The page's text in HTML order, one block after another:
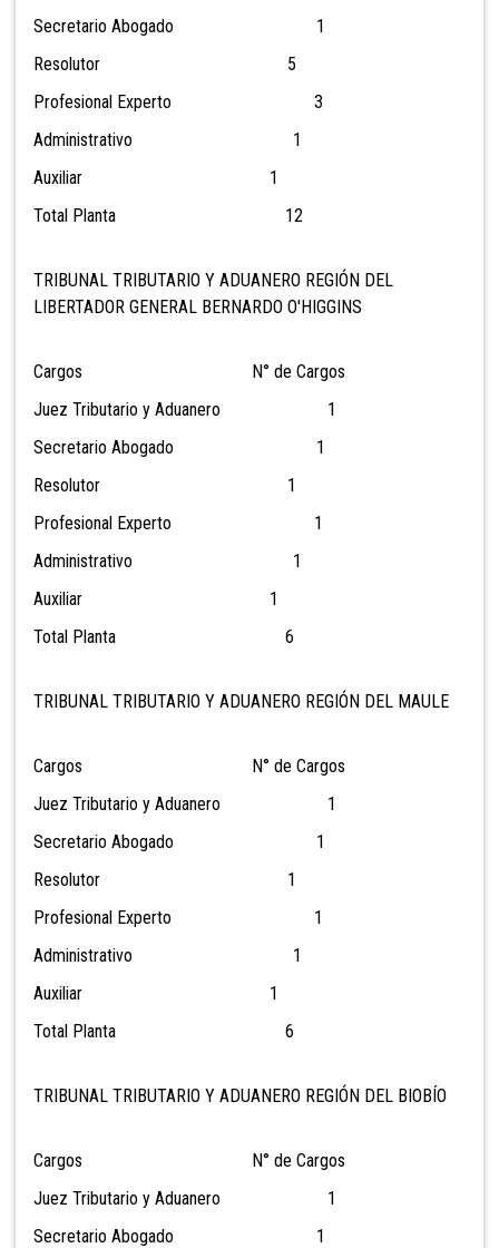
Secretario Abogado 1
Resolutor 5
Profesional Experto 3
Administrativo 1
Auxiliar 1
Total Planta 12
TRIBUNAL TRIBUTARIO Y ADUANERO REGIÓN DEL
LIBERTADOR GENERAL BERNARDO O'HIGGINS
Cargos N° de Cargos
Juez Tributario y Aduanero 1
Secretario Abogado 1
Resolutor 1
Profesional Experto 1
Administrativo 1
Auxiliar 1
Total Planta 6
TRIBUNAL TRIBUTARIO Y ADUANERO REGIÓN DEL MAULE
Cargos N° de Cargos
Juez Tributario y Aduanero 1
Secretario Abogado 1
Resolutor 1
Profesional Experto 1
Administrativo 1
Auxiliar 1
Total Planta 6
TRIBUNAL TRIBUTARIO Y ADUANERO REGIÓN DEL BIOBÍO
Cargos N° de Cargos
Juez Tributario y Aduanero 1
Secretario Abogado 1